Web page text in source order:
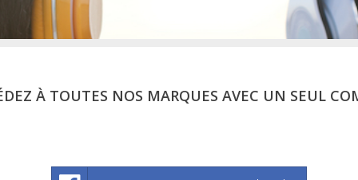
À TOUTES NOS MARQUES AVEC UN SEUL